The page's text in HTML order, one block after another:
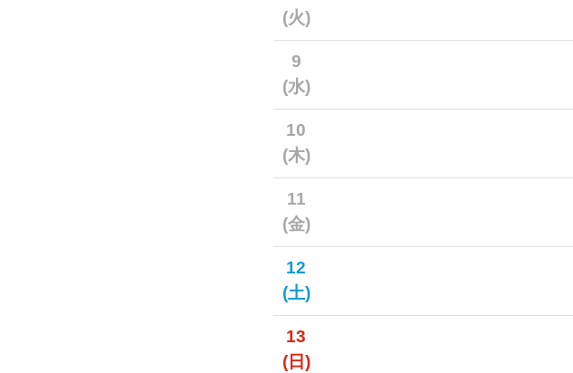
(火)
9
(水)
10
(木)
11
(金)
12
(土)
13
(日)